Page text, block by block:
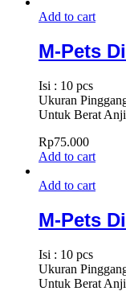
Add to cart
M-Pets
Isi : 10 pcs
Ukuran
Untuk Berat
Rp75.000
Add to cart
Add to cart
M-Pets
Isi : 10 pcs
Ukuran
Untuk Berat